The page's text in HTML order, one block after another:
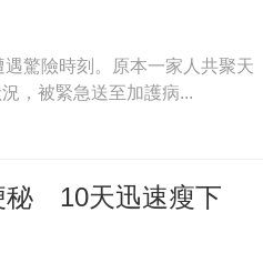
驚險時刻。原本一家人共聚天
，被緊急送至加護病...
秘 10天迅速瘦下